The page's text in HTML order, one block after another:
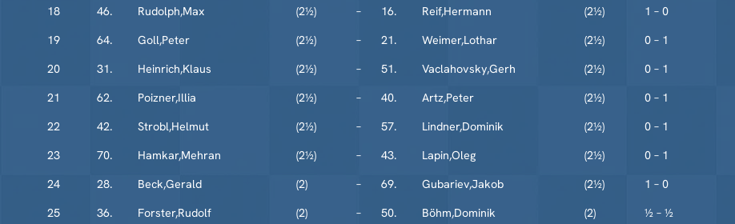
18
46. Rudolph,Max (2½) – 16. Reif,Hermann (2½)
1 – 0
19
64. Goll,Peter (2½) – 21. Weimer,Lothar (2½)
0 – 1
20
31. Heinrich,Klaus (2½) – 51. Vaclahovsky,Gerh (2½)
0 – 1
21
62. Poizner,Illia (2½) – 40. Artz,Peter (2½)
0 – 1
22
42. Strobl,Helmut (2½) – 57. Lindner,Dominik (2½)
0 – 1
23
70. Hamkar,Mehran (2½) – 43. Lapin,Oleg (2½)
0 – 1
24
28. Beck,Gerald (2) – 69. Gubariev,Jakob (2½)
1 – 0
25
36. Forster,Rudolf (2) – 50. Böhm,Dominik (2) ½ – ½